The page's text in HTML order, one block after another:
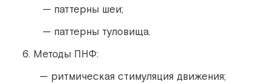
— паттерны шеи;
— паттерны туловища.
Методы ПНФ:
— ритмическая стимуляция движения;